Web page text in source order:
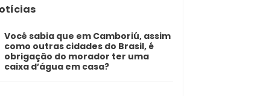
Você sabia que em Camboriú, assim
como outras cidades do Brasil, é
obrigação do morador ter uma
caixa d’água em casa?